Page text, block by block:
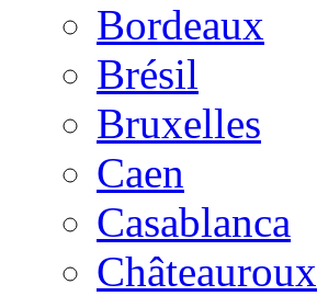
Bordeaux
Brésil
Bruxelles
Caen
Casablanca
Châteauroux